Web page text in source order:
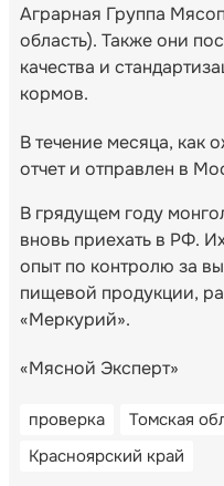
Аграрная Группа
область). Также они
качества и
кормов.
В течение месяца, как
отчет и отправлен в
В грядущем году
вновь приехать в РФ.
опыт по контролю за
пищевой продукции,
«Меркурий».
«Мясной Эксперт»
проверка Томская
Красноярский край